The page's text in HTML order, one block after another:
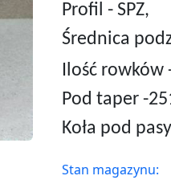
Profil - SPZ,
Średnica
Ilość rowków
Pod taper -
Koła pod
Stan magazynu: